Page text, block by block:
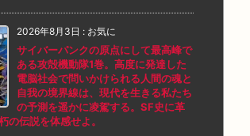
2026年8月3日 : お気に
サイバーパンクの原点にして最高峰で
ある攻殻機動隊1巻。高度に発達した
電脳社会で問いかけられる人間の魂と
自我の境界線は、現代を生きる私たち
の予測を遥かに凌駕する。SF史に革
の伝説を体感せよ。